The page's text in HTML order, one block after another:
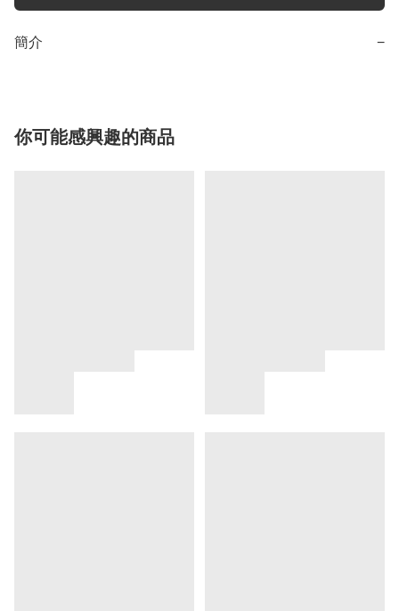
簡介 −
你可能感興趣的商品